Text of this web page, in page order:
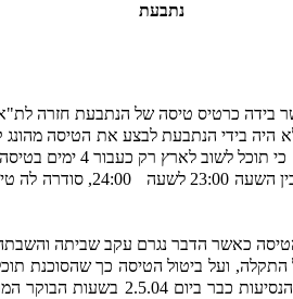
נתבעת
במוצאי שבת ה- 3.5.03. במצב זה לא היה בידי
לשעה
כאשר הדבר נגרם עקב שביתה
ועל ביטול הטיסה כך שהסוכנת
מסמכים, פלטי מחשב,